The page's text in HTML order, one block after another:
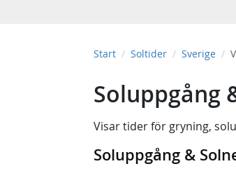
Start Soltider Sverige
Soluppgång
Visar tider för gryning,
Soluppgång &